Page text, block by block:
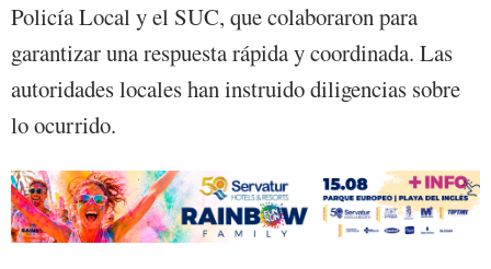
Policía Local y el SUC, que colaboraron para
garantizar una respuesta rápida y coordinada. Las
autoridades locales han instruido diligencias sobre
lo ocurrido.